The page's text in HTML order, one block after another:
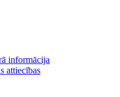
informācija
attiecības